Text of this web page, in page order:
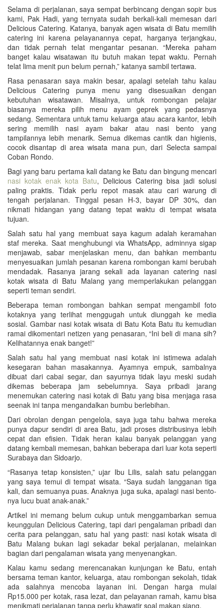
Selama di perjalanan, saya sempat berbincang dengan sopir bus
kami, Pak Hadi, yang ternyata sudah berkali-kali memesan dari
Delicious Catering. Katanya, banyak agen wisata di Batu memilih
catering ini karena pelayanannya cepat, harganya terjangkau,
dan tidak pernah telat mengantar pesanan. “Mereka paham
banget kalau wisatawan itu butuh makan tepat waktu. Pernah
telat lima menit pun belum pernah,” katanya sambil tertawa.
Rasa penasaran saya makin besar, apalagi setelah tahu kalau
Delicious Catering punya menu yang disesuaikan dengan
kebutuhan wisatawan. Misalnya, untuk rombongan pelajar
biasanya mereka pilih menu ayam geprek yang pedasnya
sedang. Sementara untuk tamu keluarga atau acara kantor, lebih
sering memilih nasi ayam bakar atau nasi bento yang
tampilannya lebih menarik. Semua dikemas cantik dan higienis,
cocok disantap di area wisata mana pun, dari Selecta sampai
Coban Rondo.
Bagi yang baru pertama kali datang ke Batu dan bingung mencari
nasi kotak enak kota Batu, Delicious Catering bisa jadi solusi
paling praktis. Tidak perlu repot masak atau cari warung di
tengah perjalanan. Tinggal pesan H-3, bayar DP 30%, dan
nikmati hidangan yang datang tepat waktu di tempat wisata
tujuan.
Salah satu hal yang membuat saya kagum adalah keramahan
staf mereka. Saat menghubungi via WhatsApp, adminnya sigap
menjawab, sabar menjelaskan menu, dan bahkan membantu
menyesuaikan jumlah pesanan karena rombongan kami berubah
mendadak. Rasanya jarang sekali ada layanan catering nasi
kotak wisata di Batu Malang yang memperlakukan pelanggan
seperti teman sendiri.
Beberapa teman rombongan bahkan sempat mengambil foto
kotaknya yang terlihat menggugah untuk diunggah ke media
sosial. Gambar nasi kotak wisata di Batu Kota Batu itu kemudian
ramai dikomentari netizen yang penasaran, “Ini beli di mana sih?
Kelihatannya enak banget!”
Salah satu hal yang membuat nasi kotak ini istimewa adalah
kesegaran bahan masakannya. Ayamnya empuk, sambalnya
dibuat dari cabai segar, dan sayurnya tidak layu meski sudah
dikemas beberapa jam sebelumnya. Saya pribadi jarang
menemukan catering nasi kotak di Batu yang bisa menjaga rasa
seenak ini tanpa mengandalkan bumbu berlebihan.
Dari obrolan dengan pengelola, saya juga tahu bahwa mereka
punya dapur sendiri di area Batu, jadi proses distribusinya lebih
cepat dan efisien. Tidak heran kalau banyak pelanggan yang
datang kembali memesan, bahkan beberapa dari luar kota seperti
Surabaya dan Sidoarjo.
“Rasanya tetap konsisten,” ujar Ibu Lilis, salah satu pelanggan
yang saya temui di tempat wisata. “Saya sudah langganan tiga
kali, dan semuanya puas. Anaknya juga suka, apalagi nasi bento-
nya lucu buat anak-anak.”
Artikel ini memang belum cukup untuk menggambarkan semua
keunggulan Delicious Catering, tapi dari pengalaman pribadi dan
cerita para pelanggan, satu hal yang pasti: nasi kotak wisata di
Batu Malang bukan lagi sekadar bekal perjalanan, melainkan
bagian dari pengalaman wisata yang menyenangkan.
Kalau kamu sedang merencanakan kunjungan ke Batu, entah
bersama teman kantor, keluarga, atau rombongan sekolah, tidak
ada salahnya mencoba layanan ini. Dengan harga mulai
Rp15.000 per kotak, rasa lezat, dan pelayanan ramah, kamu bisa
menikmati perjalanan tanpa perlu khawatir soal makan siang.